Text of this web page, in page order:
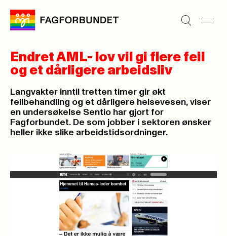
Endret AML- lov vil gi flere feil
og et dårligere arbeidsliv
Langvakter inntil tretten timer gir økt
feilbehandling og et dårligere helsevesen, viser
en undersøkelse Sentio har gjort for
Fagforbundet. De som jobber i sektoren ønsker
heller ikke slike arbeidstidsordninger.